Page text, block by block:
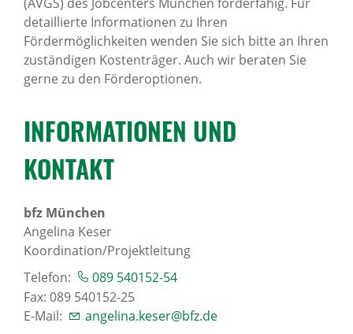
detaillierte Informationen zu Ihren
Fördermöglichkeiten wenden Sie sich bitte an Ihren
zuständigen Kostenträger. Auch wir beraten Sie
gerne zu den Förderoptionen.
INFOR­MA­TI­ONEN UND
KONTAKT
bfz München
Angelina Keser
Koordination/Projektleitung
Telefon:
089 540152-54
Fax: 089 540152-25
E-Mail:
angelina.keser@bfz.de